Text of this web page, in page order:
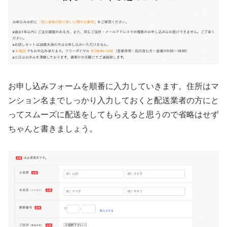
お申し込みフォームを順番に入力していきます。住所はマ
ンション名までしっかり入力しておくと配送業者の方にと
ってスムーズに配送をしてもらえると思うので省略はせず
ちゃんと書きましょう。